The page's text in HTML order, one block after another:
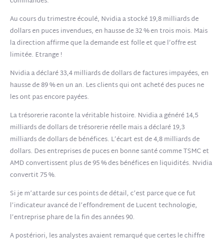
Au cours du trimestre écoulé, Nvidia a stocké 19,8 milliards de
dollars en puces invendues, en hausse de 32 % en trois mois. Mais
la direction affirme que la demande est folle et que l’offre est
limitée. Etrange !
Nvidia a déclaré 33,4 milliards de dollars de factures impayées, en
hausse de 89 % en un an. Les clients qui ont acheté des puces ne
les ont pas encore payées.
La trésorerie raconte la véritable histoire. Nvidia a généré 14,5
milliards de dollars de trésorerie réelle mais a déclaré 19,3
milliards de dollars de bénéfices. L’écart est de 4,8 milliards de
dollars. Des entreprises de puces en bonne santé comme TSMC et
AMD convertissent plus de 95 % des bénéfices en liquidités. Nvidia
convertit 75 %.
Si je m’attarde sur ces points de détail, c’est parce que ce fut
l’indicateur avancé de l’effondrement de Lucent technologie,
l’entreprise phare de la fin des années 90.
A postériori, les analystes avaient remarqué que certes le chiffre